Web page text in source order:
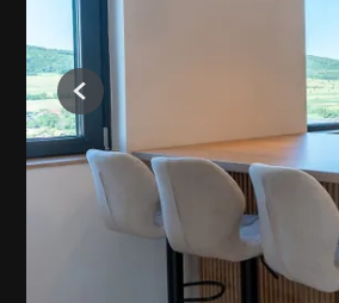
Previous